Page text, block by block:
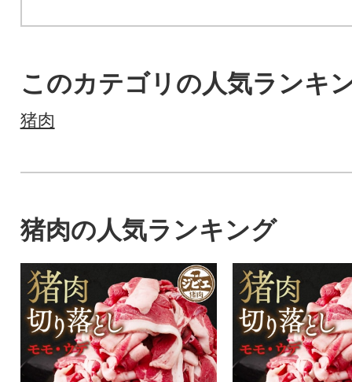
このカテゴリの人気ランキ
猪肉
猪肉の人気ランキング